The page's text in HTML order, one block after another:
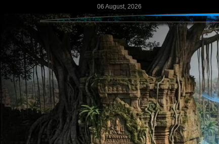
06 August, 2026